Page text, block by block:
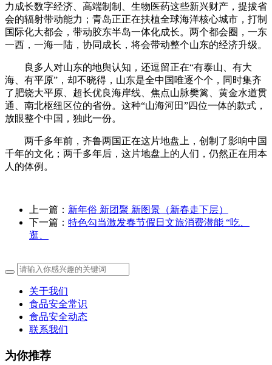
力成长数字经济、高端制制、生物医药这些新兴财产，提拔省
会的辐射带动能力；青岛正正在扶植全球海洋核心城市，打制
国际化大都会，带动胶东半岛一体化成长。两个都会圈，一东
一西，一海一陆，协同成长，将会带动整个山东的经济升级。
良多人对山东的地舆认知，还逗留正在“有泰山、有大
海、有平原”，却不晓得，山东是全中国唯逐个个，同时集齐
了肥饶大平原、超长优良海岸线、焦点山脉樊篱、黄金水道贯
通、南北枢纽区位的省份。这种“山海河田”四位一体的款式，
放眼整个中国，独此一份。
两千多年前，齐鲁两国正在这片地盘上，创制了影响中国
千年的文化；两千多年后，这片地盘上的人们，仍然正在用本
人的体例。
上一篇： 新年俗 新团聚 新图景（新春走下层）
下一篇： 特色勾当激发春节假日文旅消费潜能 “吃、
逛、
关于我们
食品安全常识
食品安全动态
联系我们
为你推荐